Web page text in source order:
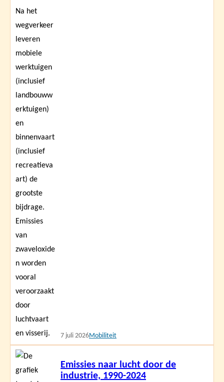
7 juli 2026Mobiliteit
Emissies naar lucht door de
industrie, 1990-2024
Lees
meer